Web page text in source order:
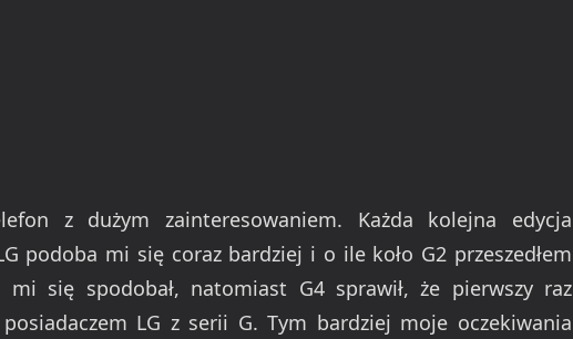
z dużym zainteresowaniem. Każda kolejna edycja
podoba mi się coraz bardziej i o ile koło G2 przeszedłem
się spodobał, natomiast G4 sprawił, że pierwszy raz
LG z serii G. Tym bardziej moje oczekiwania